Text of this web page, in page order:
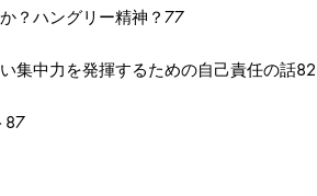
？ハングリー精神？77
集中力を発揮するための自己責任の話82
87